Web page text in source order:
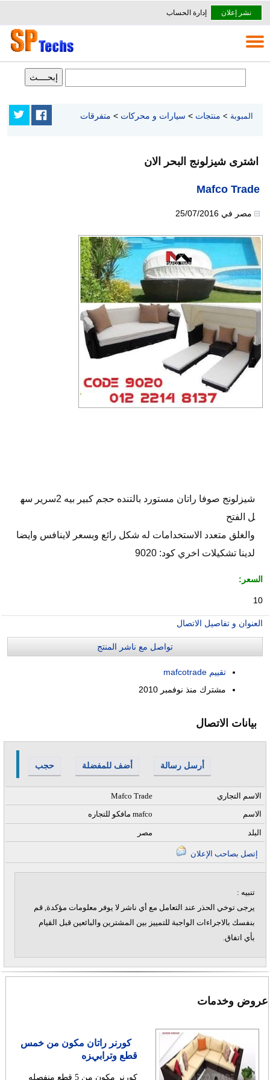
نشر إعلان إدارة الحساب
المبوبة > منتجات> سيارات و محركات > متفرقات
اشترى شيزلونج البحر الان
Mafco Trade
مصر في 25/07/2016
شيزلونج صوفا راتان مستورد بالتنده حجم كبير بيه 2سرير سه
ل الفتح
والغلق متعدد الاستخدامات له شكل رائع وبسعر لاينافس وايضا
لدينا تشكيلات اخري كود: 9020
السعر:
10
العنوان و تفاصيل الاتصال
تواصل مع ناشر المنتج
تقييم mafcotrade
مشترك منذ نوفمبر 2010
بيانات الاتصال
حجب أضف للمفضلة أرسل رسالة
Mafco Trade
الاسم التجاري
مافكو للتجاره mafco
الاسم
مصر البلد
تنبيه :
يرجى توخي الحذر عند التعامل مع أي ناشر لا يوفر معلومات مؤكدة, قم
بنفسك بالاجراءات الواجبة للتمييز بين المشترين والبائعين قبل القيام
بأي اتفاق.
عروض وخدمات
كورنر راتان مكون من خمس
قطع وترابيزه
كورنر مكون من 5 قطع منفصله